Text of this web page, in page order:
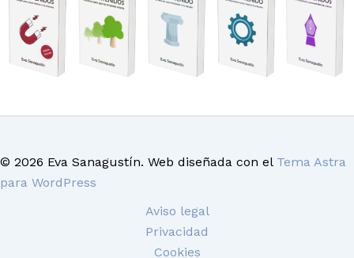
© 2026 Eva Sanagustín. Web diseñada con el Tema Astra
para WordPress
Aviso legal
Privacidad
Cookies